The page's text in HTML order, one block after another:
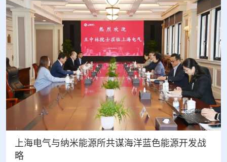
上海电气与纳米能源所共谋海洋蓝色能源开发战
略